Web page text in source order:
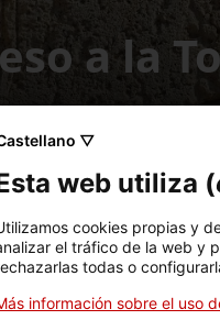
a la
para su visita,
la seguridad de
▽
web utiliza (
cookies propias y
el tráfico de la web y
todas o
información sobre el uso